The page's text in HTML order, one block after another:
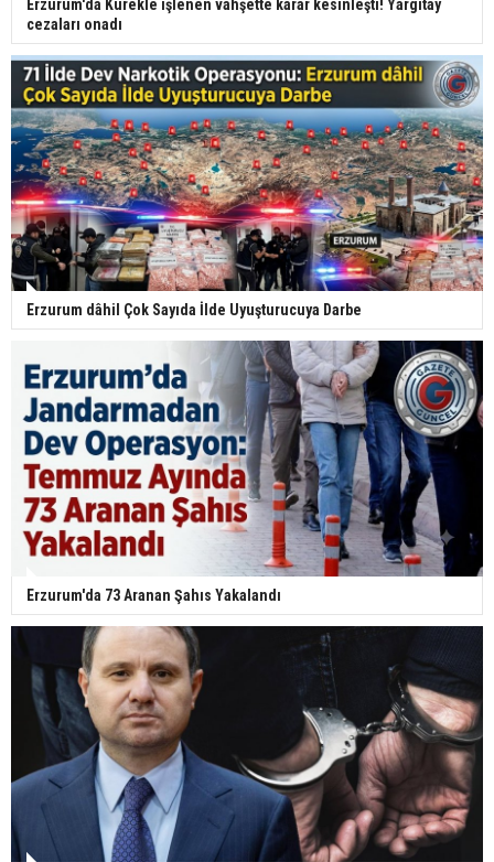
Erzurum'da Kürekle işlenen vahşette karar kesinleşti! Yargıtay
cezaları onadı
Erzurum dâhil Çok Sayıda İlde Uyuşturucuya Darbe
Erzurum'da 73 Aranan Şahıs Yakalandı